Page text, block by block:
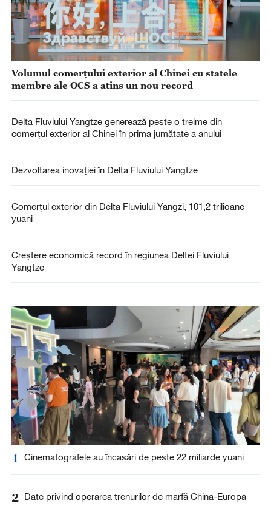
Volumul comerțului exterior al Chinei cu statele
membre ale OCS a atins un nou record
Delta Fluviului Yangtze generează peste o treime din
comerțul exterior al Chinei în prima jumătate a anului
Dezvoltarea inovației în Delta Fluviului Yangtze
Comerțul exterior din Delta Fluviului Yangzi, 101,2 trilioane
yuani
Creștere economică record în regiunea Deltei Fluviului
Yangtze
1 Cinematografele au încasări de peste 22 miliarde yuani
2 Date privind operarea trenurilor de marfă China-Europa